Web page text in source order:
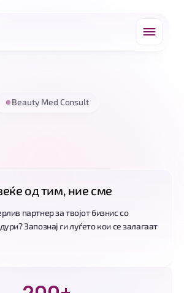
Beauty Med Consult
од тим, ние сме
партнер за твојот бизнис со
Запознај ги луѓето кои се залагаат